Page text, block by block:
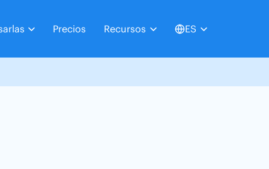
Precios Recursos ES